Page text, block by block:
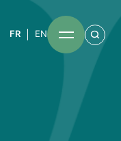
FR EN